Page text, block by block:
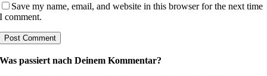
Save my name, email, and website in this browser for the next time
I comment.
Was passiert nach Deinem Kommentar?